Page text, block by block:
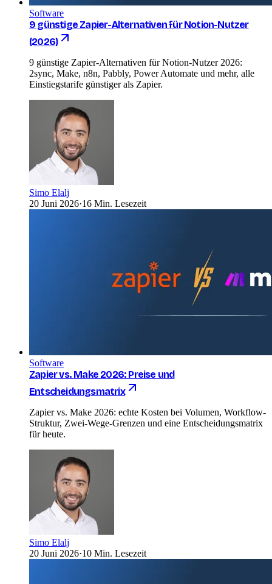
Software
9 günstige Zapier-Alternativen für Notion-Nutzer
(2026)
9 günstige Zapier-Alternativen für Notion-Nutzer 2026:
2sync, Make, n8n, Pabbly, Power Automate und mehr, alle
Einstiegstarife günstiger als Zapier.
Simo Elalj
20 Juni 2026·16 Min. Lesezeit
Software
Zapier vs. Make 2026: Preise und
Entscheidungsmatrix
Zapier vs. Make 2026: echte Kosten bei Volumen, Workflow-
Struktur, Zwei-Wege-Grenzen und eine Entscheidungsmatrix
für heute.
Simo Elalj
20 Juni 2026·10 Min. Lesezeit